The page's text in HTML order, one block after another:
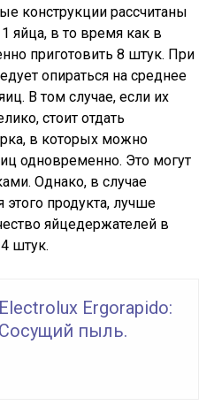
конструкции рассчитаны
яйца, в то время как в
приготовить 8 штук. При
опираться на среднее
В том случае, если их
стоит отдать
в которых можно
одновременно. Это могут
Однако, в случае
продукта, лучше
яйцедержателей в
штук.
Electrolux Ergorapido:
Сосущий пыль.